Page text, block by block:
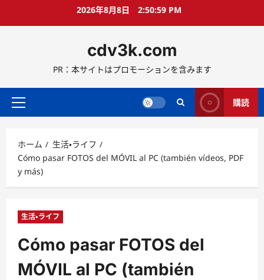
ス
ッ
2026年8月8日 2:51:00 PM
cdv3k.com
PR：本サイトはプロモーションを含みます
メ
メ
ニ
ュ
ー
購読
ホーム
生活・ライフ
Cómo pasar FOTOS del MÓVIL al PC (también vídeos, PDF
y más)
生活・ライフ
Cómo pasar FOTOS del
MÓVIL al PC (también